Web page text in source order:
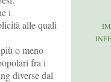
i
alle quali
o meno
fra i
diverse dal